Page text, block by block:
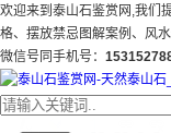
欢迎来到泰山石鉴赏网,我们
格、摆放禁忌图解案例、风
微信号同手机号：